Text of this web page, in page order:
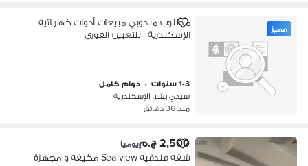
مميز
مطلوب مندوبي مبيعات أدوات كهربائية –
الإسكندرية | للتعيين الفوري
1-3 سنوات • دوام كامل
سيدي بشر، الإسكندرية
منذ 36 دقائق
2,500 ج.م يومياً
شقه فندقيه Sea view مكيفه و مجهزة